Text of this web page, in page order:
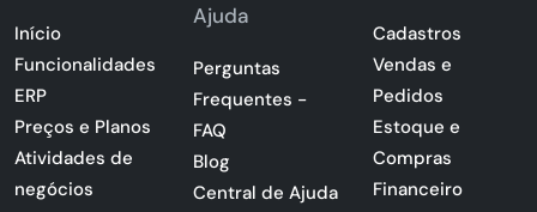
Início
Funcionalidades
ERP
Preços e Planos
Atividades de
negócios
Ajuda
Perguntas
Frequentes -
FAQ
Blog
Central de Ajuda
Cadastros
Vendas e
Pedidos
Estoque e
Compras
Financeiro